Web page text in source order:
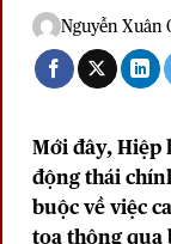
Nguyễn Xuân
Mới đây, Hiệp
động thái
buộc về việc
toa thông qua